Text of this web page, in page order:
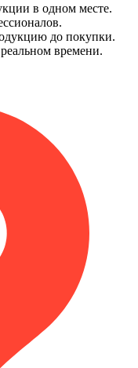
в одном месте.
до покупки.
времени.